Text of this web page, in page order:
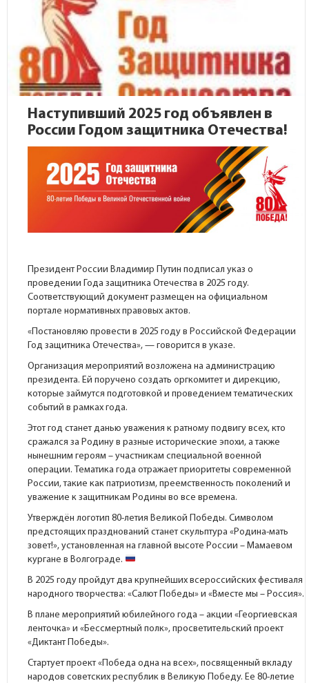
Наступивший 2025 год объявлен в
России Годом защитника Отечества!
Президент России Владимир Путин подписал указ о
проведении Года защитника Отечества в 2025 году.
Соответствующий документ размещен наофициальном
портале нормативных правовых актов.
«Постановляю провести в 2025 году в Российской Федерации
Год защитника Отечества», — говорится в указе.
Организация мероприятий возложена на администрацию
президента. Ей поручено создать оргкомитет и дирекцию,
которые займутся подготовкой и проведением тематических
событий в рамках года.
Этот год станет данью уважения к ратному подвигу всех, кто
сражался за Родину в разные исторические эпохи, а также
нынешним героям – участникам специальной военной
операции. Тематика года отражает приоритеты современной
России, такие как патриотизм, преемственность поколений и
уважение к защитникам Родины во все времена.
Утверждён логотип 80-летия Великой Победы. Символом
предстоящих празднований станет скульптура «Родина-мать
зовет!», установленная на главной высоте России – Мамаевом
кургане в Волгограде.
В 2025 году пройдут два крупнейших всероссийских фестиваля
народного творчества: «Салют Победы» и «Вместе мы – Россия».
В плане мероприятий юбилейного года – акции «Георгиевская
ленточка» и «Бессмертный полк», просветительский проект
«Диктант Победы».
Стартует проект «Победа одна на всех», посвященный вкладу
народов советских республик в Великую Победу. Ее 80-летие